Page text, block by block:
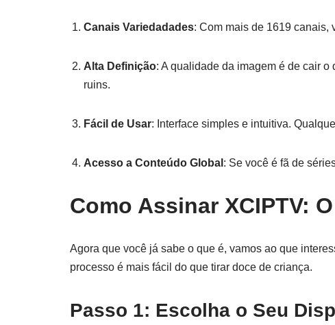
Canais Variedadades: Com mais de 1619 canais,
Alta Definição: A qualidade da imagem é de cair
ruins.
Fácil de Usar: Interface simples e intuitiva.
Acesso a Conteúdo Global : Se você é fã de
Como Assinar XCIPTV:
Agora que você já sabe o que é, vamos ao que
processo é mais fácil do que tirar doce de criança.
Passo 1: Escolha o Seu